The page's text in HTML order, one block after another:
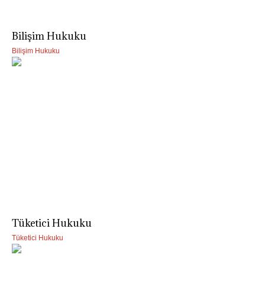
Bilişim Hukuku
Bilişim Hukuku
Tüketici Hukuku
Tüketici Hukuku